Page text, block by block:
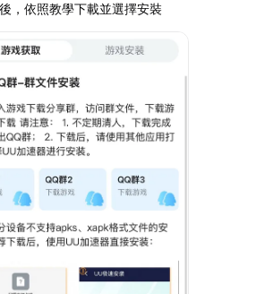
，依照教學下載並選擇安裝